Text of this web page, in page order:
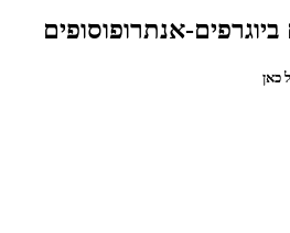
אנתרופוסופים
כאן